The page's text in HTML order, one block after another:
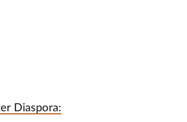
Diaspora: